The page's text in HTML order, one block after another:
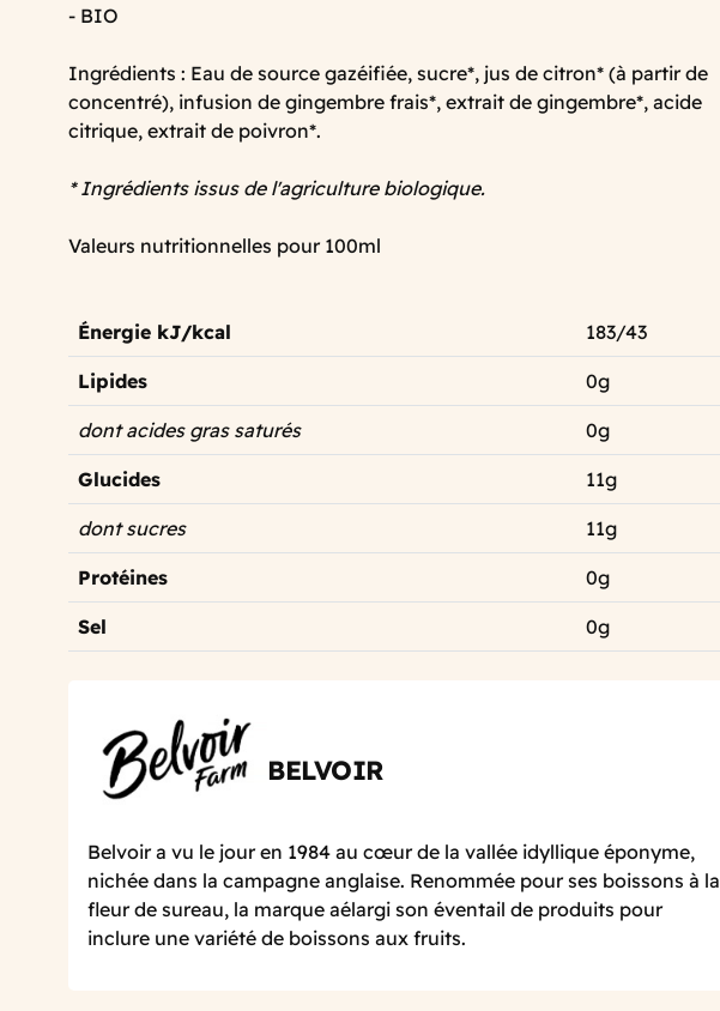
- BIO
Ingrédients : Eau de source gazéifiée, sucre*, jus de citron* (à partir de
concentré), infusion de gingembre frais*, extrait de gingembre*, acide
citrique, extrait de poivron*.
* Ingrédients issus de l'agriculture biologique.
Valeurs nutritionnelles pour 100ml
Énergie kJ/kcal 183/43
Lipides 0g
dont acides gras saturés 0g
Glucides 11g
dont sucres 11g
Protéines 0g
Sel 0g
BELVOIR
Belvoir a vu le jour en 1984 au cœur de la vallée idyllique éponyme,
nichée dans la campagne anglaise. Renommée pour ses boissons à la
fleur de sureau, la marque aélargi son éventail de produits pour
inclure une variété de boissons aux fruits.